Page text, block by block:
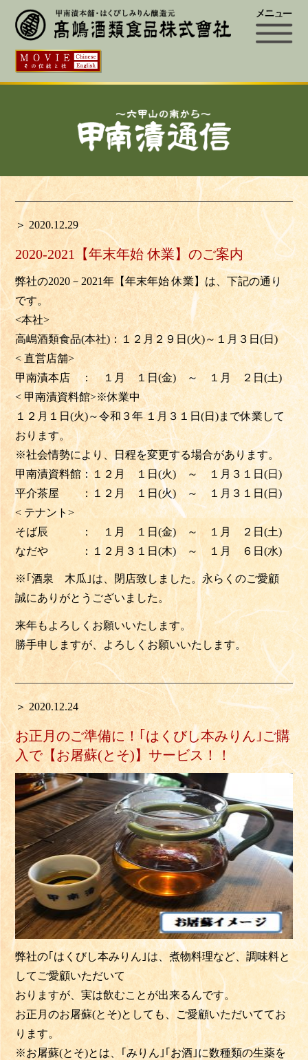
＞ 2020.12.29
2020-2021【年末年始 休業】のご案内
弊社の2020－2021年【年末年始 休業】は、下記の通り
です。
<本社>
高嶋酒類食品(本社)：１２月２９日(火)～１月３日(日)
< 直営店舗>
甲南漬本店 ： １月 １日(金) ～ １月 ２日(土)
< 甲南漬資料館>※休業中
１２月１日(火)～令和３年 １月３１日(日)まで休業して
おります。
※社会情勢により、日程を変更する場合があります。
甲南漬資料館：１２月 １日(火) ～ １月３１日(日)
平介茶屋 ：１２月 １日(火) ～ １月３１日(日)
< テナント>
そば辰 ： １月 １日(金) ～ １月 ２日(土)
なだや ：１２月３１日(木) ～ １月 ６日(水)
※｢酒泉 木瓜｣は、閉店致しました。永らくのご愛顧
誠にありがとうございました。
来年もよろしくお願いいたします。
勝手申しますが、よろしくお願いいたします。
＞ 2020.12.24
お正月のご準備に！｢はくびし本みりん｣ご購
入で【お屠蘇(とそ)】サービス！！
弊社の｢はくびし本みりん｣は、煮物料理など、調味料と
してご愛顧いただいて
おりますが、実は飲むことが出来るんです。
お正月のお屠蘇(とそ)としても、ご愛顧いただいててお
ります。
※お屠蘇(とそ)とは、｢みりん｣｢お酒｣に数種類の生薬を